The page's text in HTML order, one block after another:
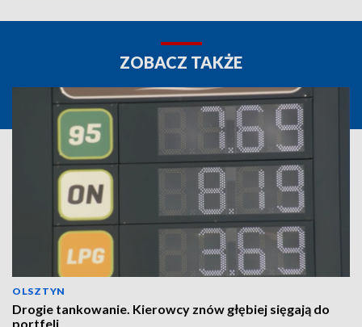
ZOBACZ TAKŻE
OLSZTYN
Drogie tankowanie. Kierowcy znów głębiej sięgają do
portfeli